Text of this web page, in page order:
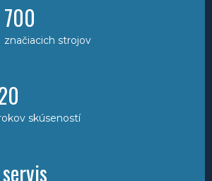
700
značiacich strojov
skúseností
servis